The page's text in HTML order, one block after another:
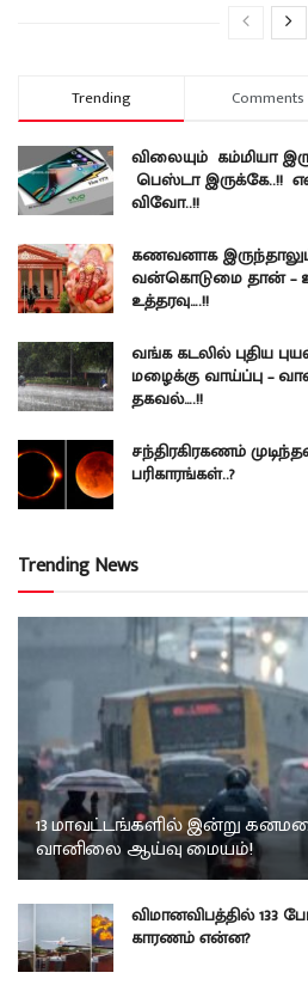
Trending Comments
விலையும் கம்மியா
பெஸ்டா இருக்கே..!!
விவோ..!!
கணவனாக
வன்கொடுமை தான் –
உத்தரவு….!!
வங்க கடலில் புதிய
மழைக்கு வாய்ப்பு –
தகவல்….!!
சந்திரகிரகணம்
பரிகாரங்கள்..?
Trending News
13 மாவட்டங்களில் இன்று
வானிலை ஆய்வு மையம்!
விமானவிபத்தில் 133
காரணம் என்ன?